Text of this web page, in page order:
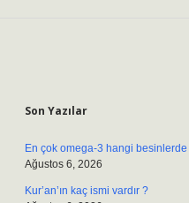
Son Yazılar
En çok omega-3 hangi
Ağustos 6, 2026
Kur’an’ın kaç ismi vardır ?